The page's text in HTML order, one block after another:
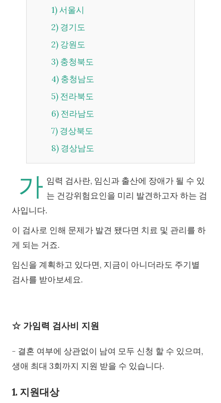
1) 서울시
2) 경기도
2) 강원도
3) 충청북도
4) 충청남도
5) 전라북도
6) 전라남도
7) 경상북도
8) 경상남도
가 임력 검사란, 임신과 출산에 장애가 될 수 있
는 건강위험요인을 미리 발견하고자 하는 검
사입니다.
이 검사로 인해 문제가 발견 됐다면 치료 및 관리를 하
게 되는 거죠.
임신을 계획하고 있다면, 지금이 아니더라도 주기별
검사를 받아보세요.
☆ 가임력 검사비 지원
- 결혼 여부에 상관없이 남여 모두 신청 할 수 있으며,
생애 최대 3회까지 지원 받을 수 있습니다.
1. 지원대상